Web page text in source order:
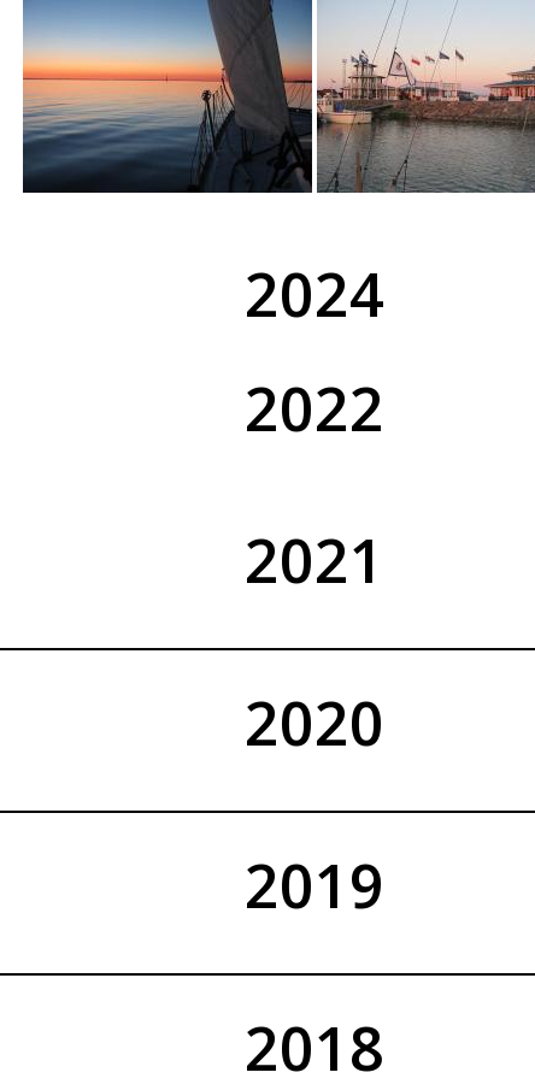
2024
2022
2021
2020
2019
2018